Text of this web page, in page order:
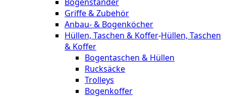
Griffe & Zubehör
Anbau- & Bogenköcher
Hüllen, Taschen & Koffer-Hüllen, Taschen
& Koffer
Bogentaschen & Hüllen
Rucksäcke
Trolleys
Bogenkoffer